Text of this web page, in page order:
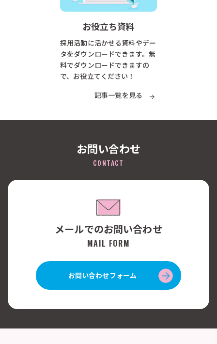
お役立ち資料
採用活動に活かせる資料やデー
タをダウンロードできます。無
料でダウンロードできますの
で、お役立てください！
記事一覧を見る
お問い合わせ
CONTACT
メールでのお問い合わせ
MAIL FORM
お問い合わせフォーム